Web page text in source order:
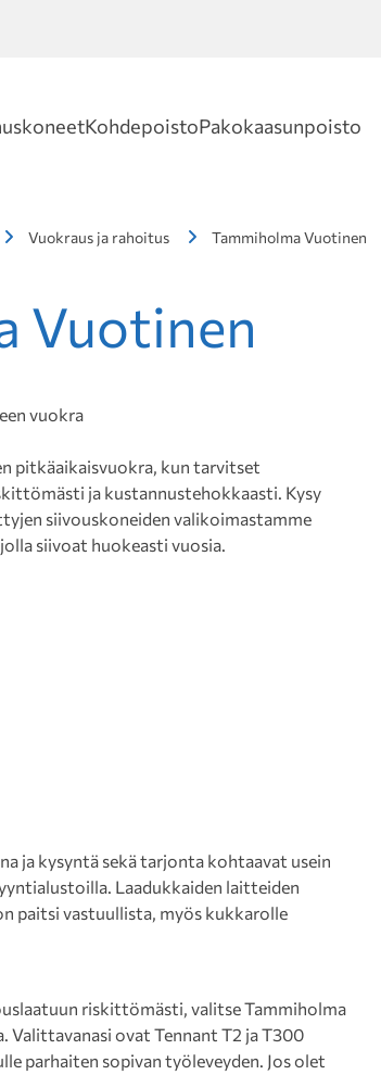
KohdepoistoPakokaasunpoisto
Vuokraus ja rahoitus Tammiholma Vuotinen
Vuotinen
vuokra
pitkäaikaisvuokra, kun tarvitset
ja kustannustehokkaasti. Kysy
siivouskoneiden valikoimastamme
siivoat huokeasti vuosia.
ja kysyntä sekä tarjonta kohtaavat usein
Laadukkaiden laitteiden
paitsi vastuullista, myös kukkarolle
riskittömästi, valitse Tammiholma
Valittavanasi ovat Tennant T2 ja T300
parhaiten sopivan työleveyden. Jos olet